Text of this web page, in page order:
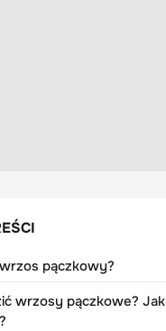
pączkowy?
wrzosy pączkowe? Jak